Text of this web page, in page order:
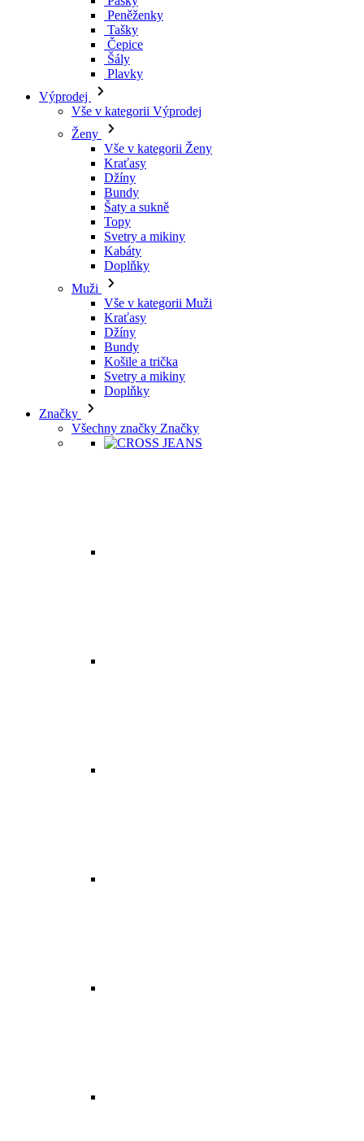
Peněženky
Tašky
Čepice
Šály
Plavky
Výprodej
Vše v kategorii Výprodej
Ženy
Vše v kategorii Ženy
Kraťasy
Džíny
Bundy
Šaty a sukně
Topy
Svetry a mikiny
Kabáty
Doplňky
Muži
Vše v kategorii Muži
Kraťasy
Džíny
Bundy
Košile a trička
Svetry a mikiny
Doplňky
Značky
Všechny značky Značky